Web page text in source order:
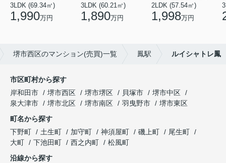
3LDK (69.34㎡)
1,990万円
3LDK (60.21㎡)
1,890万円
2LDK (57.54㎡)
1,998万円
堺市西区のマンション(売買)一覧 鳳駅 ルイシャトレ鳳
市区町村から探す
岸和田市
堺市西区 堺市堺区 貝塚市
堺市中区
泉大津市
堺市北区 堺市南区 羽曳野市
堺市東区
町名から探す
下野町
土生町 加守町 神須屋町 磯上町
尾生町
大町
下池田町 西之内町
松風町
沿線から探す